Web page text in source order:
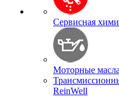
Сервисная
Моторные
ReinWell